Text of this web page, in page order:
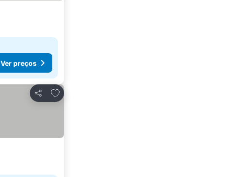
Ver preços
Partilhar
Adicionar aos favoritos